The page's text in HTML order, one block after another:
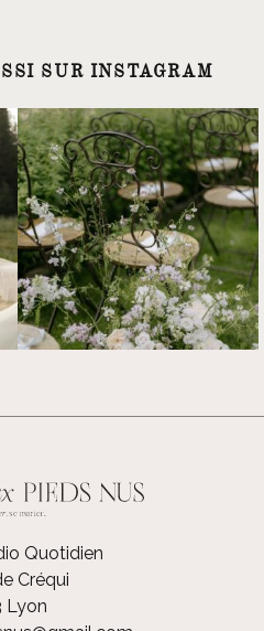
SUR INSTAGRAM
Quotidien
Créqui
Lyon